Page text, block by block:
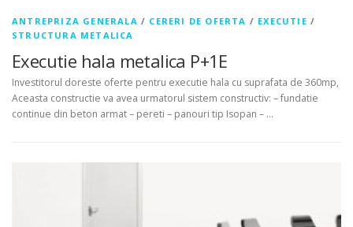
d
e
o
f
ANTREPRIZA GENERALA / CERERI DE OFERTA / EXECUTIE /
STRUCTURA METALICA
Executie hala metalica P+1E
Investitorul doreste oferte pentru executie hala cu suprafata de 360mp,
Aceasta constructie va avea urmatorul sistem constructiv: – fundatie
continue din beton armat – pereti – panouri tip Isopan – …